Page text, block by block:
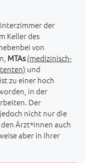
der
Keller des
von
MTAs(medizinisch-
und
zu einer hoch
in der
Der
nicht nur die
Ärzt*innen auch
aber in ihrer